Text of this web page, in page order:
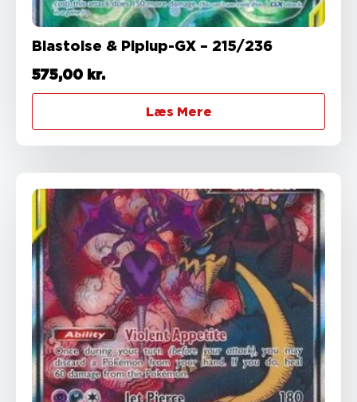
Blastoise & Piplup-GX – 215/236
575,00 kr.
Læs Mere